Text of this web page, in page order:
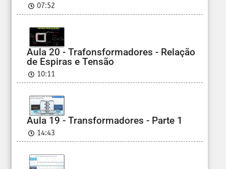
07:52
Aula 20 - Trafonsformadores - Relação
de Espiras e Tensão
10:11
Aula 19 - Transformadores - Parte 1
14:43